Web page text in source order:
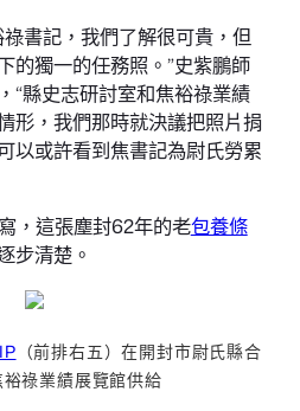
書記，我們了解很可貴，但
的獨一的任務照。”史紫鵬師
“縣史志研討室和焦裕祿業績
形，我們那時就決議把照片捐
以或許看到焦書記為尉氏勞累
，這張塵封62年的老包養條
步清楚。
（前排右五）在開封市尉氏縣合
祿業績展覽館供給